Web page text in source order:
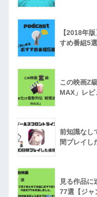
【2018年
すめ番組5選
この映画Z
MAX」レビ
前知識なし
間プレイし
見る作品に
77選【ジャ